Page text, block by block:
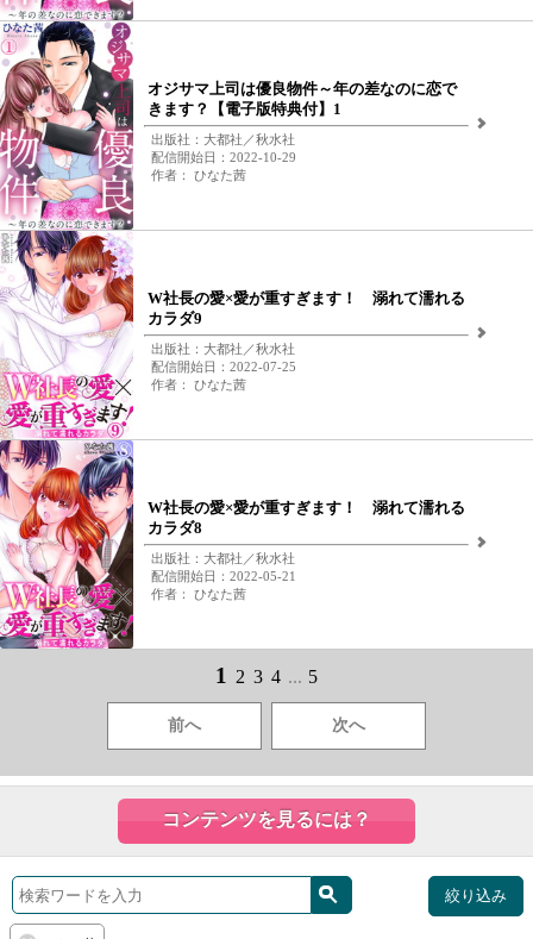
オジサマ上司は優良物件～年の差なのに恋で
きます？【電子版特典付】1
出版社：大都社／秋水社
配信開始日：2022-10-29
作者： ひなた茜
W社長の愛×愛が重すぎます！ 溺れて濡れる
カラダ9
出版社：大都社／秋水社
配信開始日：2022-07-25
作者： ひなた茜
W社長の愛×愛が重すぎます！ 溺れて濡れる
カラダ8
出版社：大都社／秋水社
配信開始日：2022-05-21
作者： ひなた茜
1 2 3 4 ... 5
前へ 次へ
コンテンツを見るには？
絞り込み